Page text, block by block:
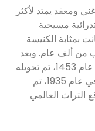
غني ومعقد يمتد لأكثر
مسيحية
بمثابة الكنيسة
من ألف عام. وبعد
الفتح العثماني للقسطنطينية (إسطنبول) عام 1453، تم تحويله
إلى مسجد وبقي كذلك حتى عام 1935. وفي عام 1935، تم
التراث العالمي